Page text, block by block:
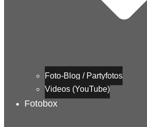
Foto-Blog / Partyfotos
Videos (YouTube)
Fotobox